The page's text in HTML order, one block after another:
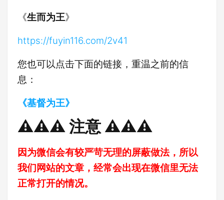
《生而为王》
https://fuyin116.com/2v41
您也可以点击下面的链接，重温之前的信
息：
《基督为王》
⚠️⚠️⚠️ 注意 ⚠️⚠️⚠️
因为微信会有较严苛无理的屏蔽做法，所以
我们网站的文章，经常会出现在微信里无法
正常打开的情况。